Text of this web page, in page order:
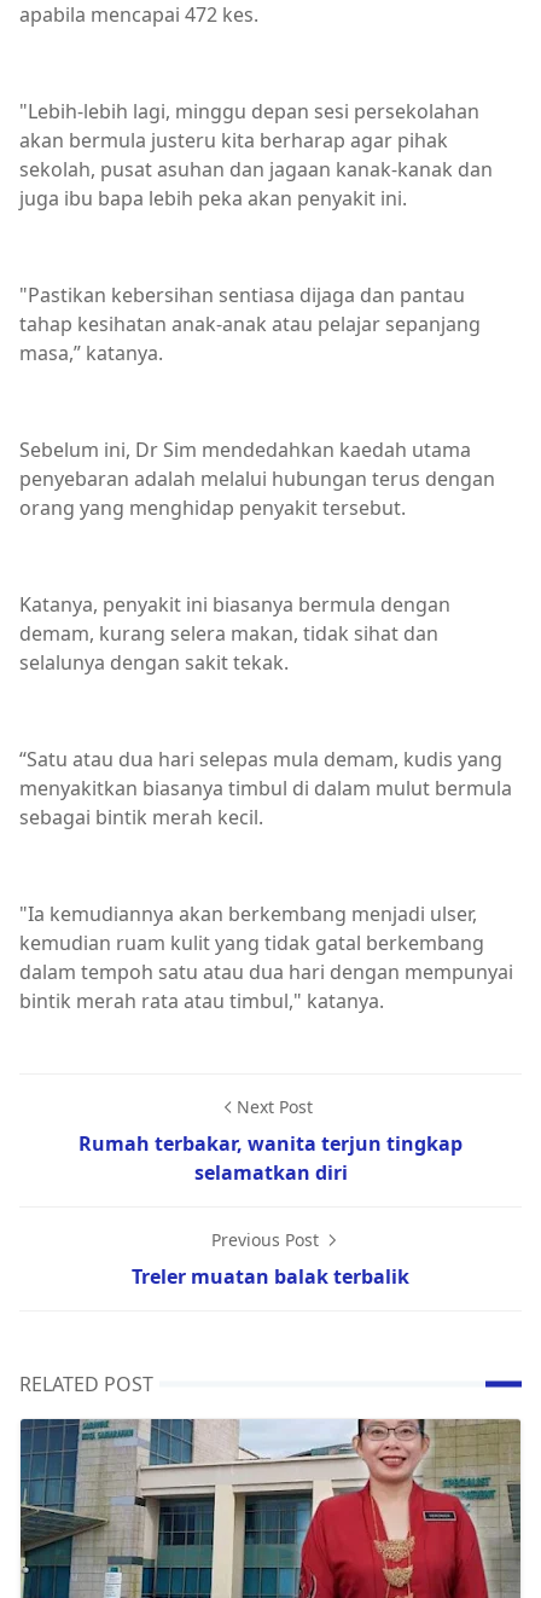
apabila mencapai 472 kes.
"Lebih-lebih lagi, minggu depan sesi persekolahan
akan bermula justeru kita berharap agar pihak
sekolah, pusat asuhan dan jagaan kanak-kanak dan
juga ibu bapa lebih peka akan penyakit ini.
"Pastikan kebersihan sentiasa dijaga dan pantau
tahap kesihatan anak-anak atau pelajar sepanjang
masa,” katanya.
Sebelum ini, Dr Sim mendedahkan kaedah utama
penyebaran adalah melalui hubungan terus dengan
orang yang menghidap penyakit tersebut.
Katanya, penyakit ini biasanya bermula dengan
demam, kurang selera makan, tidak sihat dan
selalunya dengan sakit tekak.
“Satu atau dua hari selepas mula demam, kudis yang
menyakitkan biasanya timbul di dalam mulut bermula
sebagai bintik merah kecil.
"Ia kemudiannya akan berkembang menjadi ulser,
kemudian ruam kulit yang tidak gatal berkembang
dalam tempoh satu atau dua hari dengan mempunyai
bintik merah rata atau timbul," katanya.
Next Post
Rumah terbakar, wanita terjun tingkap
selamatkan diri
Previous Post
Treler muatan balak terbalik
RELATED POST